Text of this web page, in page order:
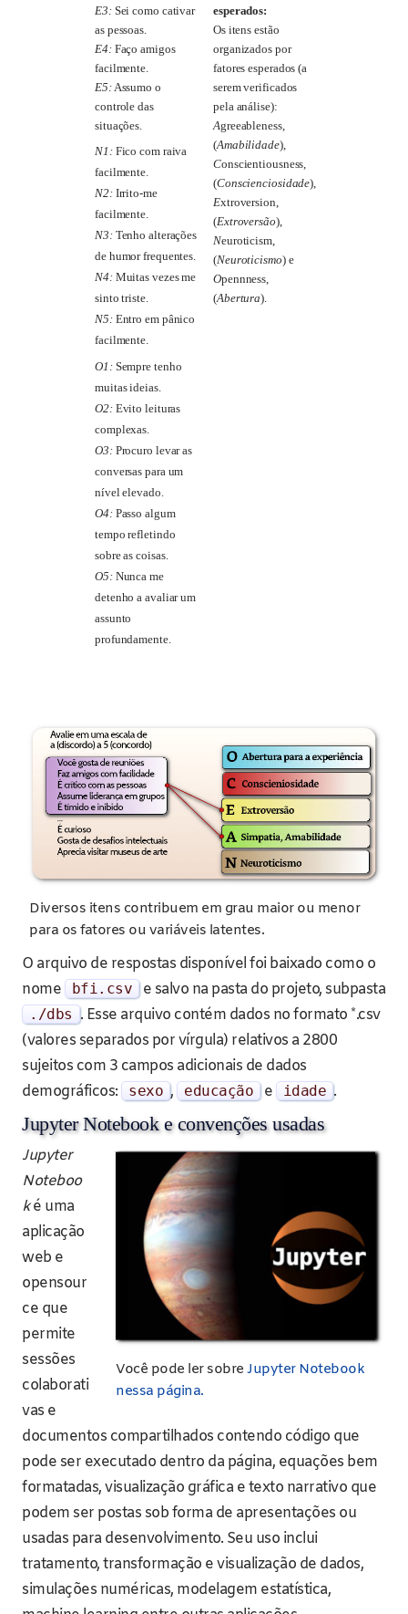
E3:Sei como cativar
as pessoas.
E4:Faço amigos
facilmente.
E5:Assumo o
controle das
situações.
N1:Fico com raiva
facilmente.
N2:Irrito-me
facilmente.
N3:Tenho alterações
de humor frequentes.
N4:Muitas vezes me
sinto triste.
N5:Entro em pânico
facilmente.
O1:Sempre tenho
muitas ideias.
O2:Evito leituras
complexas.
O3:Procuro levar as
conversas para um
nível elevado.
O4:Passo algum
tempo refletindo
sobre as coisas.
O5:Nunca me
detenho a avaliar um
assunto
profundamente.
esperados:
Os itens estão
organizados por
fatores esperados (a
serem verificados
pela análise):
Agreeableness,
(Amabilidade),
Conscientiousness,
(Conscienciosidade),
Extroversion,
(Extroversão),
Neuroticism,
(Neuroticismo) e
Opennness,
(Abertura).
Diversos itens contribuem em grau maior ou menor
para os fatores ou variáveis latentes.
O arquivo de respostas disponível foi baixado como o
nome
bfi. csv e salvo na pasta do projeto, subpasta
./dbs . Esse arquivo contém dados no formato *.csv
(valores separados por vírgula) relativos a 2800
sujeitos com 3 campos adicionais de dados
demográficos:
sexo , educação e idade .
Jupyter Notebook e convenções usadas
Você pode ler sobreJupyter Notebook
nessa página.
Jupyter
Noteboo
ké uma
aplicação
web e
opensour
ce que
permite
sessões
colaborati
vas e
documentos compartilhados contendo código que
pode ser executado dentro da página, equações bem
formatadas, visualização gráfica e texto narrativo que
podem ser postas sob forma de apresentações ou
usadas para desenvolvimento. Seu uso inclui
tratamento, transformação e visualização de dados,
simulações numéricas, modelagem estatística,